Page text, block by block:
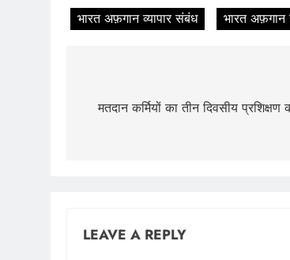
भारत अफ़गान व्यापार संबंध
भारत
navigation
मतदान कर्मियों का तीन दिवसीय प्रशिक्षण
LEAVE A REPLY